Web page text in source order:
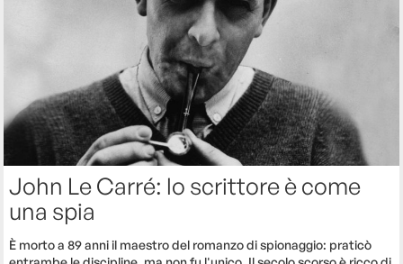
John Le Carré: lo scrittore è come
una spia
È morto a 89 anni il maestro del romanzo di spionaggio: praticò